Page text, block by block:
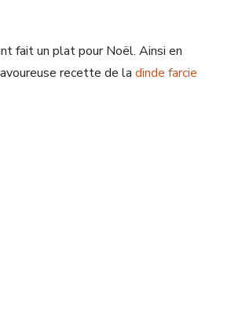
fait un plat pour Noël. Ainsi en
recette de la dinde farcie